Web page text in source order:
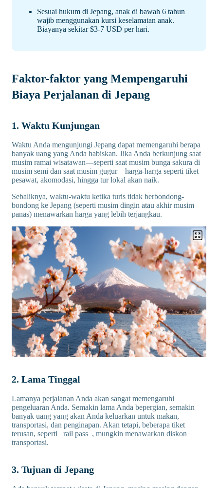
Sesuai hukum di Jepang, anak di bawah 6 tahun
wajib menggunakan kursi keselamatan anak.
Biayanya sekitar $3-7 USD per hari.
Faktor-faktor yang Mempengaruhi
Biaya Perjalanan di Jepang
1. Waktu Kunjungan
Waktu Anda mengunjungi Jepang dapat memengaruhi berapa
banyak uang yang Anda habiskan. Jika Anda berkunjung saat
musim ramai wisatawan—seperti saat musim bunga sakura di
musim semi dan saat musim gugur—harga-harga seperti tiket
pesawat, akomodasi, hingga tur lokal akan naik.
Sebaliknya, waktu-waktu ketika turis tidak berbondong-
bondong ke Jepang (seperti musim dingin atau akhir musim
panas) menawarkan harga yang lebih terjangkau.
2. Lama Tinggal
Lamanya perjalanan Anda akan sangat memengaruhi
pengeluaran Anda. Semakin lama Anda bepergian, semakin
banyak uang yang akan Anda keluarkan untuk makan,
transportasi, dan penginapan. Akan tetapi, beberapa tiket
terusan, seperti _rail pass_, mungkin menawarkan diskon
transportasi.
3. Tujuan di Jepang